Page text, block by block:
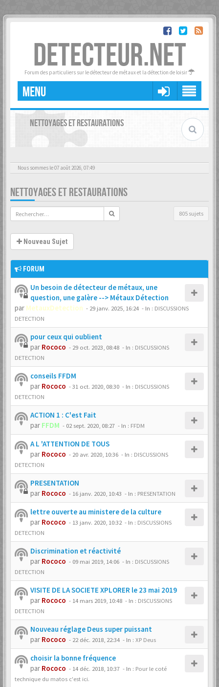
DETECTEUR.NET
Forum des particuliers sur le détecteur de métaux et la détection de loisir
MENU
NETTOYAGES ET RESTAURATIONS
Nous sommes le 07 août 2026, 07:49
NETTOYAGES ET RESTAURATIONS
805 sujets
Nouveau Sujet
FORUM
Un besoin de détecteur de métaux, une
question, une galère --> Métaux Détection
par MetauxDetection - 29 janv. 2025, 16:24 - In : DISCUSSIONS
DETECTION
pour ceux qui oublient
par Rococo - 29 oct. 2023, 08:48 - In : DISCUSSIONS
DETECTION
conseils FFDM
par Rococo -31 oct. 2020, 08:30 - In : DISCUSSIONS
DETECTION
ACTION 1 : C'est Fait
par FFDM - 02 sept. 2020, 08:27 - In : FFDM
A L 'ATTENTION DE TOUS
par Rococo - 20 avr. 2020, 10:36 - In : DISCUSSIONS
DETECTION
PRESENTATION
par Rococo - 16 janv. 2020, 10:43 - In : PRESENTATION
lettre ouverte au ministere de la culture
par Rococo - 13 janv. 2020, 10:32 - In : DISCUSSIONS
DETECTION
Discrimination et réactivité
par Rococo - 09 mai 2019, 14:06 - In : DISCUSSIONS
DETECTION
VISITE DE LA SOCIETE XPLORER le 23 mai 2019
par Rococo - 14 mars 2019, 10:48 - In : DISCUSSIONS
DETECTION
Nouveau réglage Deus super puissant
par Rococo - 22 déc. 2018, 22:34 - In : XP Deus
choisir la bonne fréquence
par Rococo - 14 déc. 2018, 10:37 - In : Pour le coté
technique du matos c'est ici.